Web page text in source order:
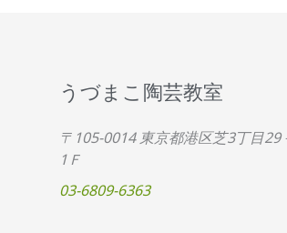
うづまこ陶芸教室
〒105-0014 東京都港区芝3丁目29
1Ｆ
03-6809-6363